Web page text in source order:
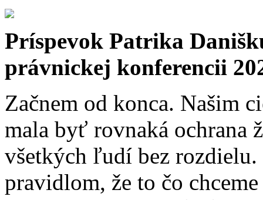
Príspevok Patrika
právnickej konferencii
Začnem od konca. Našim
mala byť rovnaká ochrana
všetkých ľudí bez
pravidlom, že to čo